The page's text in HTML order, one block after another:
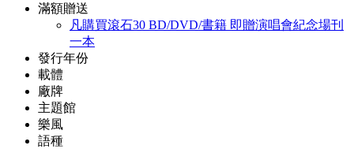
滿額贈送
凡購買滾石30 BD/DVD/書籍 即贈演唱會紀念場刊
一本
發行年份
載體
廠牌
主題館
樂風
語種